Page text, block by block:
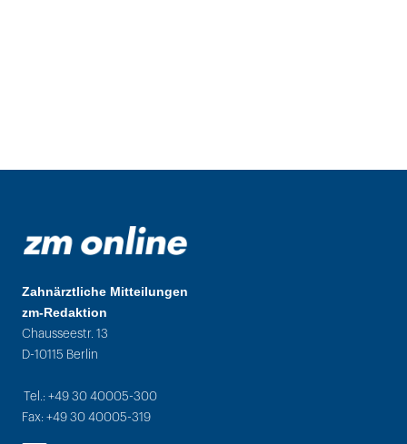
Zahnärztliche Mitteilungen
zm-Redaktion
Chausseestr. 13
D-10115 Berlin
Tel.: +49 30 40005-300
Fax: +49 30 40005-319